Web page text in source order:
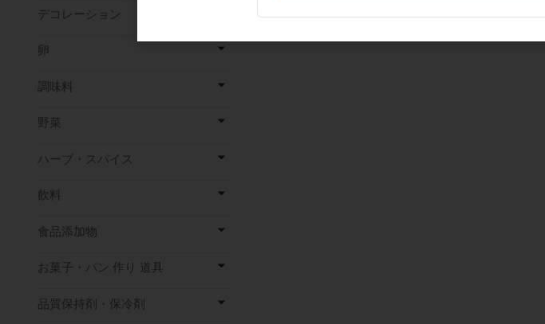
デコレーション
卵
調味料
野菜
ハーブ・スパイス
飲料
食品添加物
お菓子・パン 作り 道具
品質保持剤・保冷剤